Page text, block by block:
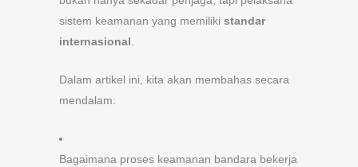
sistem keamanan yang memiliki standar
internasional.
Dalam artikel ini, kita akan membahas secara
mendalam:
Bagaimana proses keamanan bandara bekerja